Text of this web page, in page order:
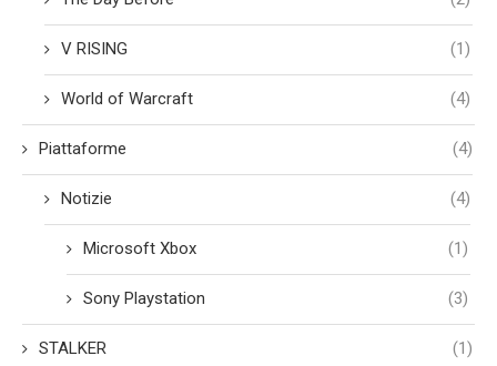
V RISING (1)
World of Warcraft (4)
Piattaforme (4)
Notizie (4)
Microsoft Xbox (1)
Sony Playstation (3)
STALKER (1)